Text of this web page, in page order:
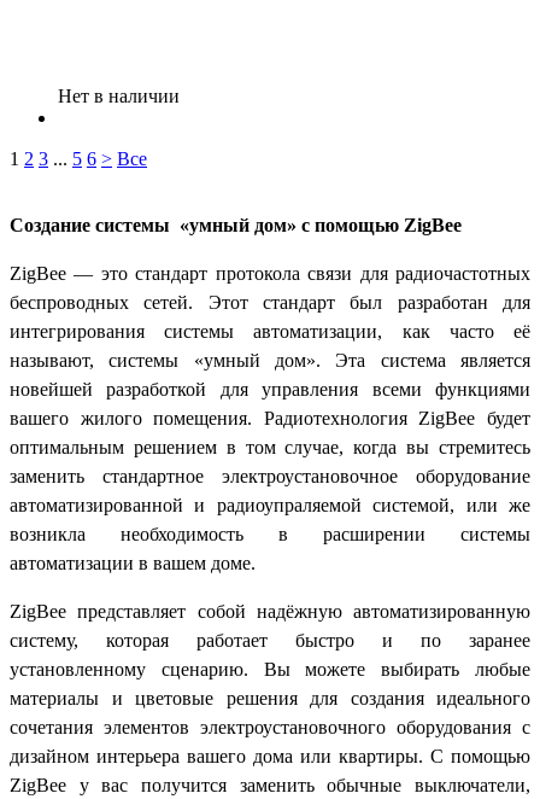
Нет в наличии
1 2 3 ... 5 6 > Все
Создание системы «умный дом» с помощью ZigBee
ZigBee — это стандарт протокола связи для радиочастотных
беспроводных сетей. Этот стандарт был разработан для
интегрирования системы автоматизации, как часто её
называют, системы «умный дом». Эта система является
новейшей разработкой для управления всеми функциями
вашего жилого помещения. Радиотехнология ZigBee будет
оптимальным решением в том случае, когда вы стремитесь
заменить стандартное электроустановочное оборудование
автоматизированной и радиоупраляемой системой, или же
возникла необходимость в расширении системы
автоматизации в вашем доме.
ZigBee представляет собой надёжную автоматизированную
систему, которая работает быстро и по заранее
установленному сценарию. Вы можете выбирать любые
материалы и цветовые решения для создания идеального
сочетания элементов электроустановочного оборудования с
дизайном интерьера вашего дома или квартиры. С помощью
ZigBee у вас получится заменить обычные выключатели,